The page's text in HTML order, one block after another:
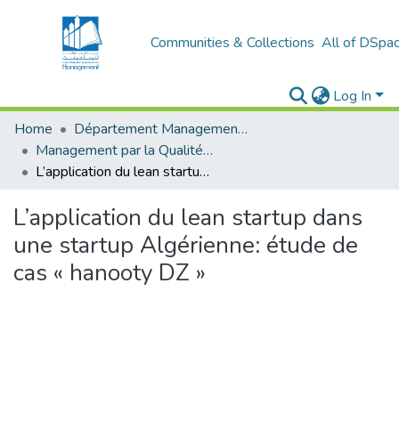
Communities & Collections All of
Log In
Home
Département Management Des Organisations
Management par la Qualité (MPQ)
L’application du lean startup dans une startup Algérienne: étude de cas « hanooty DZ »
L’application du lean startup dans
une startup Algérienne: étude de
cas « hanooty DZ »